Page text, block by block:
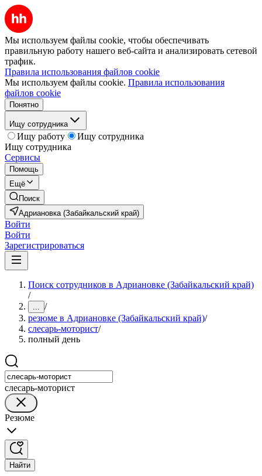
Мы используем файлы cookie, чтобы обеспечивать
правильную работу нашего веб-сайта и анализировать сетевой
трафик.
Правила использования файлов cookie
Мы используем файлы cookie. Правила использования
файлов cookie
Понятно
Ищу сотрудника
Ищу работу
Ищу сотрудника
Ищу сотрудника
Сервисы
Помощь
Ещё
Поиск
Адриановка (Забайкальский край)
Войти
Войти
Зарегистрироваться
Поиск сотрудников в Адриановке (Забайкальский край)
/
... /
резюме в Адриановке (Забайкальский край)/
слесарь-моторист/
полный день
слесарь-моторист
Резюме
Найти